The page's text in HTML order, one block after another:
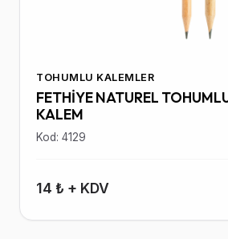
TOHUMLU KALEMLER
FETHİYE NATUREL
KALEM
Kod: 4129
14 ₺ + KDV